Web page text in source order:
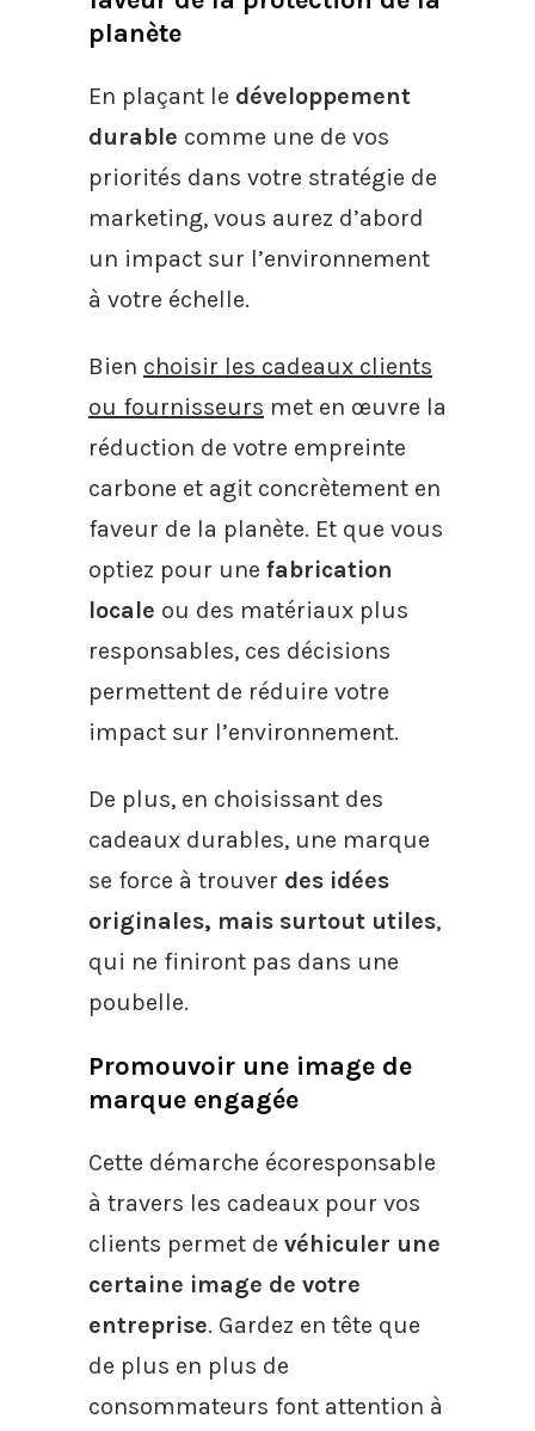
planète
En plaçant le développement
durable comme une de vos
priorités dans votre stratégie de
marketing, vous aurez d’abord
un impact sur l’environnement
à votre échelle.
Bien choisir les cadeaux clients
ou fournisseurs met en œuvre la
réduction de votre empreinte
carbone et agit concrètement en
faveur de la planète. Et que vous
optiez pour une fabrication
locale ou des matériaux plus
responsables, ces décisions
permettent de réduire votre
impact sur l’environnement.
De plus, en choisissant des
cadeaux durables, une marque
se force à trouver des idées
originales, mais surtout utiles,
qui ne finiront pas dans une
poubelle.
Promouvoir une image de
marque engagée
Cette démarche écoresponsable
à travers les cadeaux pour vos
clients permet de véhiculer une
certaine image de votre
entreprise. Gardez en tête que
de plus en plus de
consommateurs font attention à